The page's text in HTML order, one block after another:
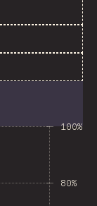
80%
100%